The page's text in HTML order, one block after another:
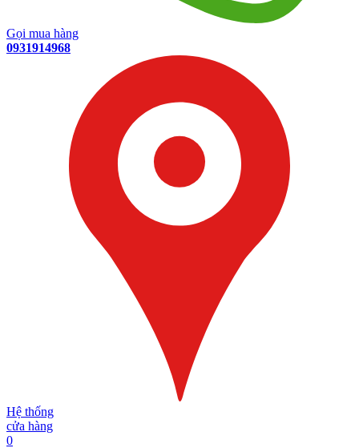
Gọi mua hàng
0931914968
Hệ thống
cửa hàng
0